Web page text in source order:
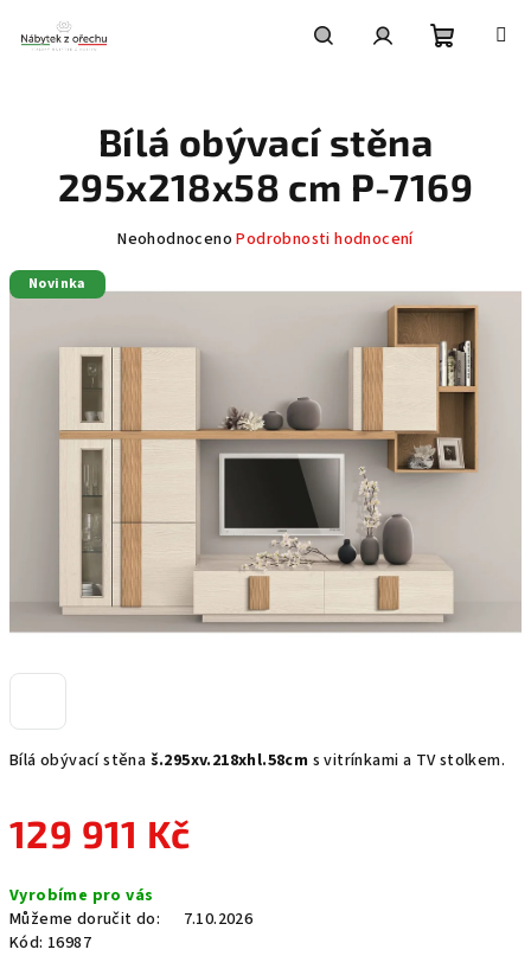
obsah
Bílá obývací stěna š.295xv.218xhl.58cm s vitrínkami a TV stolkem.
129 911 Kč
cena:
Vyrobíme pro vás
Můžeme doručit do:
7.10.2026
Kód: 16987
Bílá obývací stěna
295x218x58 cm P-7169
Průměrné
produktu
z
5
hvězdiček.
Neohodnoceno Podrobnosti hodnocení
Novinka